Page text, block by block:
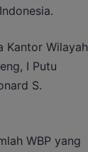
Kantor Wilayah
I Putu
S.
WBP yang